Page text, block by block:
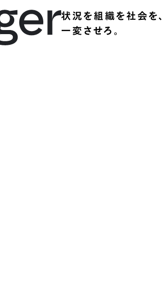
状況を組織を社会を、
一変させろ。